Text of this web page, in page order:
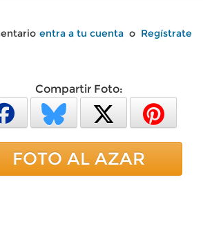
entra a tu cuenta o Regístrate
Compartir Foto:
FOTO AL AZAR